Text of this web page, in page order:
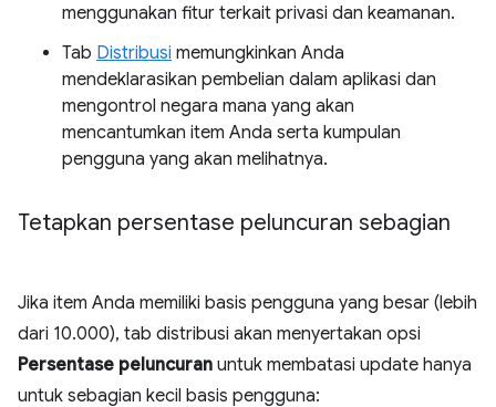
menggunakan fitur terkait privasi dan keamanan.
Tab Distribusi memungkinkan Anda
mendeklarasikan pembelian dalam aplikasi dan
mengontrol negara mana yang akan
mencantumkan item Anda serta kumpulan
pengguna yang akan melihatnya.
Tetapkan persentase peluncuran sebagian
Jika item Anda memiliki basis pengguna yang besar (lebih
dari 10.000), tab distribusi akan menyertakan opsi
Persentase peluncuran untuk membatasi update hanya
untuk sebagian kecil basis pengguna: